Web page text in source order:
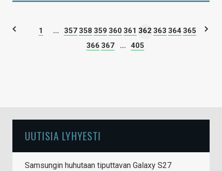
1 ... 357 358 359 360 361 362 363 364 365
366 367 ... 405
UUTISIA LYHYESTI
Samsungin huhutaan tiputtavan Galaxy S27